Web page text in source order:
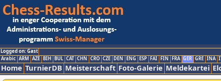
Logged on: Gast
Arabic ARM AZE BIH BUL CAT CHN CRO CZE DEN ENG ESP FAI FIN FRA GER GRE INA
Home TurnierDB Meisterschaft Foto-Galerie Meldekartei